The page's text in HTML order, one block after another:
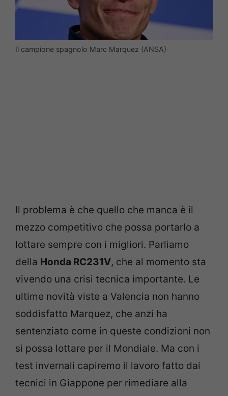
Il campione spagnolo Marc Marquez (ANSA)
Il problema è che quello che manca è il
mezzo competitivo che possa portarlo a
lottare sempre con i migliori. Parliamo
della Honda RC231V, che al momento sta
vivendo una crisi tecnica importante. Le
ultime novità viste a Valencia non hanno
soddisfatto Marquez, che anzi ha
sentenziato come in queste condizioni non
si possa lottare per il Mondiale. Ma con i
test invernali capiremo il lavoro fatto dai
tecnici in Giappone per rimediare alla